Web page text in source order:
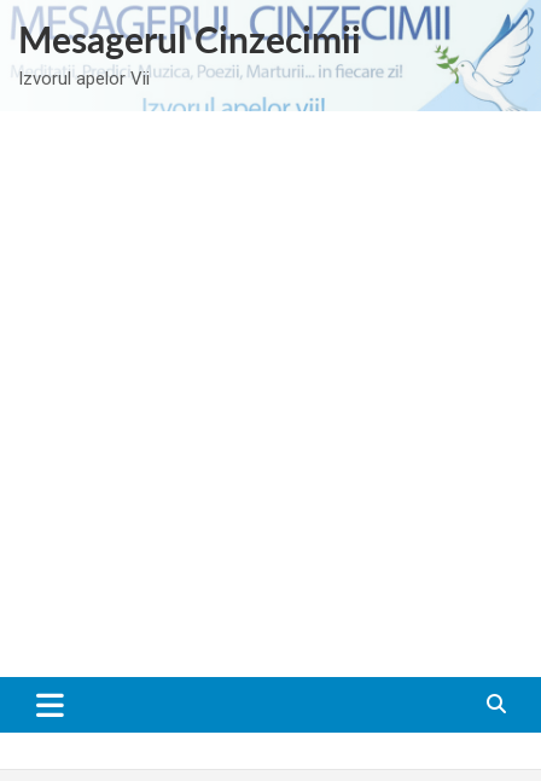
Skip
to
content
Mesagerul Cinzecimii
Izvorul apelor Vii